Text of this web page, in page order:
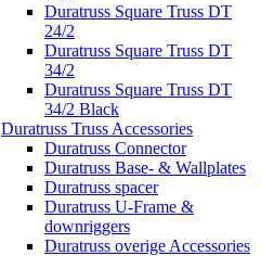
Duratruss Square Truss DT
24/2
Duratruss Square Truss DT
34/2
Duratruss Square Truss DT
34/2 Black
Duratruss Truss Accessories
Duratruss Connector
Duratruss Base- & Wallplates
Duratruss spacer
Duratruss U-Frame &
downriggers
Duratruss overige Accessories